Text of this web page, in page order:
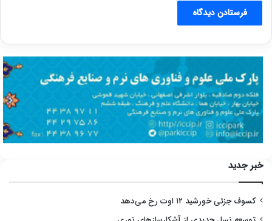
خبر جدید
کسوف جزئی خورشید ۱۲ اوت رخ می‌دهد